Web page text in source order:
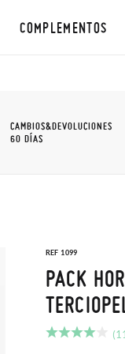
COMPLEMENTOS
CAMBIOS&DEVOLUCIONES
60 DÍAS
REF 1099
PACK